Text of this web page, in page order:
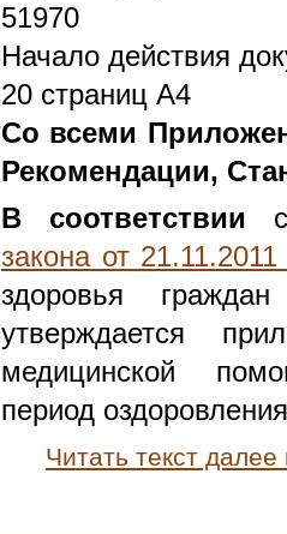
51970
Начало действия
20 страниц А4
Со всеми
Рекомендации,
В соответствии
закона от
здоровья
утверждается
медицинской
период
Читать текст